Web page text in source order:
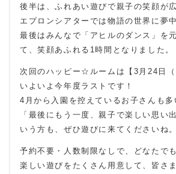
後半は、ふれあい遊びで親子の笑顔が
エプロンシアターでは物語の世界に夢中
最後はみんなで「アヒルのダンス」を
て、笑顔あふれる1時間となりました。
次回のハッピー☆ルームは【3月24日（
いよいよ今年度ラストです！
4月から入園を控えているお子さんも多
「最後にもう一度、親子で楽しい思い
いう方も、ぜひ遊びに来てくださいね。
予約不要・人数制限なしで、どなたで
楽しい遊びをたくさん用意して、皆さ